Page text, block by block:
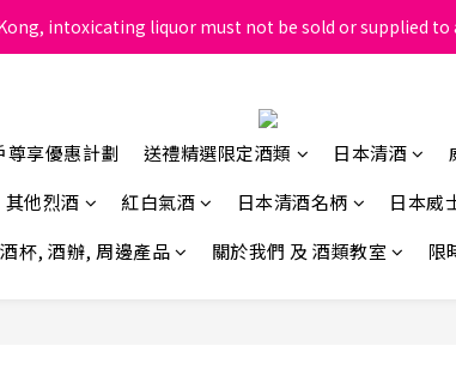
據香港法律，不得在業務過程中，向未成年人售賣或供應令
intoxicating liquor must not be sold or supplied to
尊享優惠計劃 送禮精選限定酒類 日本清酒
其他烈酒
紅白氣酒 日本清酒名柄 日本威
酒杯, 酒辦, 周邊產品
關於我們 及 酒類教室 限